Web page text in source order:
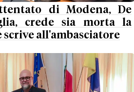
di Modena, De
crede sia morta la
scrive all'ambasciatore